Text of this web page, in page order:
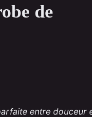
de
entre douceur